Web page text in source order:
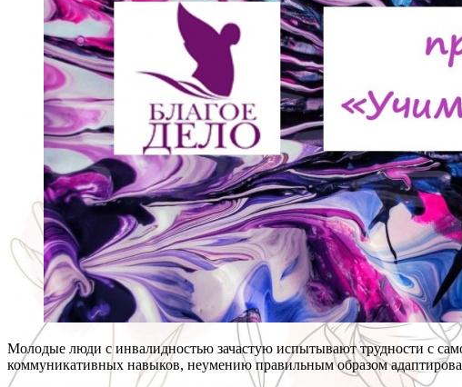
Молодые люди с инвалидностью зачастую испытывают трудности с
коммуникативных навыков, неумению правильным образом